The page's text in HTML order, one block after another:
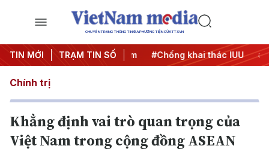
CHUYÊN TRANG THÔNG TIN ĐA PHƯƠNG TIỆN CỦA TTXVN
TIN MỚI TRẠM TIN SỐ
#Chiến dịch 500 ngày đêm #Chống khai thác IUU
Chính trị
Khẳng định vai trò quan trọng của
Việt Nam trong cộng đồng ASEAN